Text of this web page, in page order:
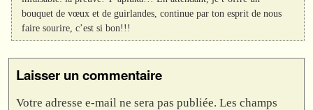
bouquet de vœux et de guirlandes, continue par ton esprit de nous
faire sourire, c’est si bon!!!
Laisser un commentaire
Votre adresse e-mail ne sera pas publiée. Les champs